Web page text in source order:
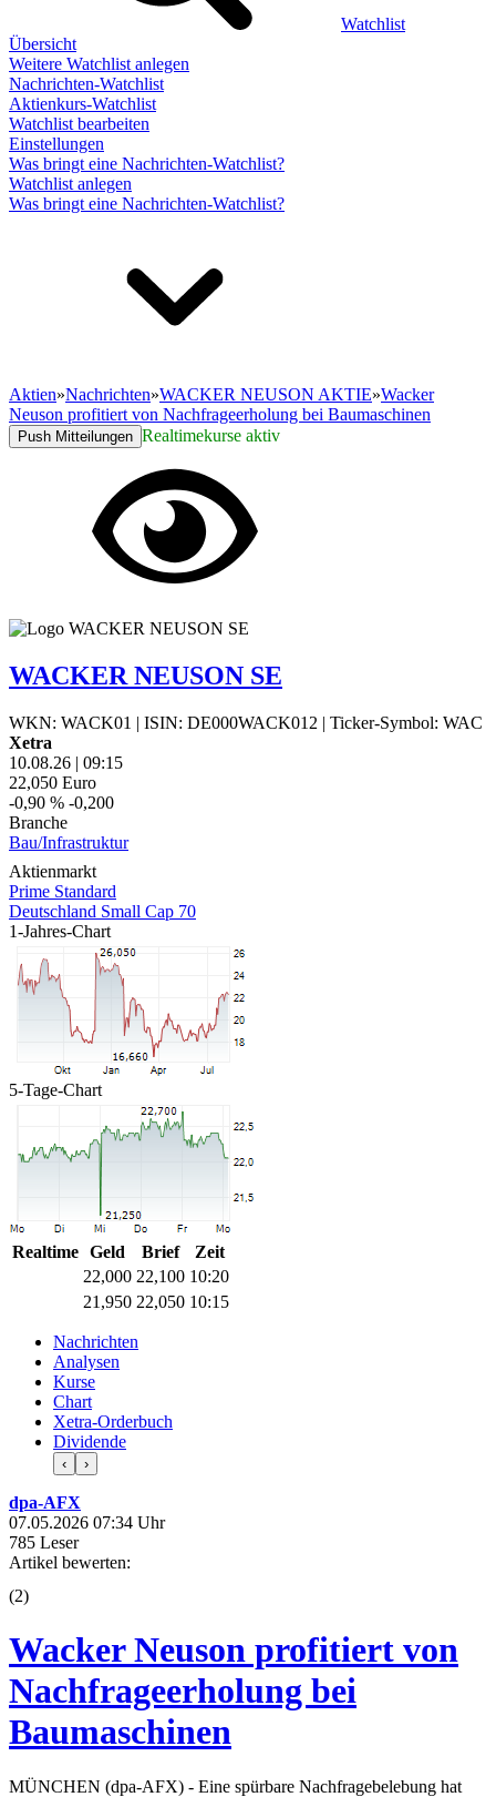
Watchlist
Übersicht
Weitere Watchlist anlegen
Nachrichten-Watchlist
Aktienkurs-Watchlist
Watchlist bearbeiten
Einstellungen
Was bringt eine Nachrichten-Watchlist?
Watchlist anlegen
Was bringt eine Nachrichten-Watchlist?
Aktien»Nachrichten»WACKER NEUSON AKTIE»Wacker
Neuson profitiert von Nachfrageerholung bei Baumaschinen
Push Mitteilungen Realtimekurse aktiv
WACKER NEUSON SE
WKN: WACK01 | ISIN: DE000WACK012 | Ticker-Symbol: WAC
Xetra
10.08.26 | 09:15
22,050 Euro
-0,90 % -0,200
Branche
Bau/Infrastruktur
Aktienmarkt
Prime Standard
Deutschland Small Cap 70
1-Jahres-Chart
5-Tage-Chart
Realtime Geld Brief
Zeit
22,000 22,100 10:20
21,950 22,050 10:15
Nachrichten
Analysen
Kurse
Chart
Xetra-Orderbuch
Dividende
‹ ›
dpa-AFX
07.05.2026 07:34 Uhr
785 Leser
Artikel bewerten:
(2)
Wacker Neuson profitiert von
Nachfrageerholung bei
Baumaschinen
MÜNCHEN (dpa-AFX) - Eine spürbare Nachfragebelebung hat